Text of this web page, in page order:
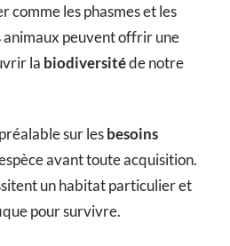
comme les phasmes et les
animaux peuvent offrir une
la biodiversitéde notre
sur lesbesoins
avant toute acquisition.
un habitat particulier et
pour survivre.